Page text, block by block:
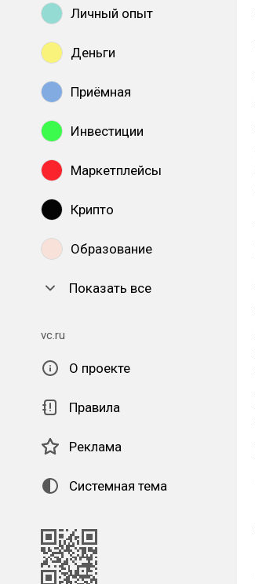
Личный опыт
Деньги
Приёмная
Инвестиции
Маркетплейсы
Крипто
Образование
Показать все
vc.ru
О проекте
Правила
Реклама
Системная тема